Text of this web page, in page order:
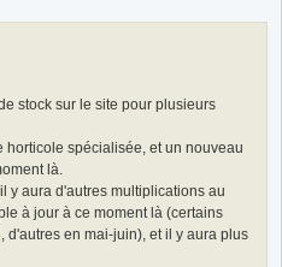
stock sur le site pour plusieurs
horticole spécialisée, et un nouveau
là.
y aura d'autres multiplications au
à jour à ce moment là (certains
d'autres en mai-juin), et il y aura plus